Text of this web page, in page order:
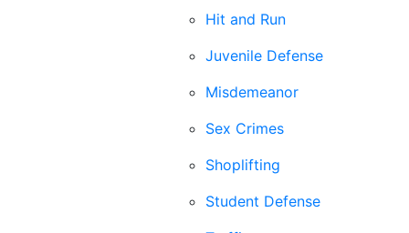
Hit and Run
Juvenile Defense
Misdemeanor
Sex Crimes
Shoplifting
Student Defense